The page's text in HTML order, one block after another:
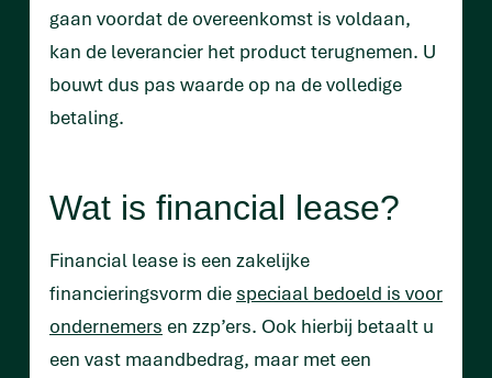
gaan voordat de overeenkomst is voldaan,
kan de leverancier het product terugnemen. U
bouwt dus pas waarde op na de volledige
betaling.
Wat is financial lease?
Financial lease is een zakelijke
financieringsvorm die speciaal bedoeld is voor
ondernemers en zzp’ers. Ook hierbij betaalt u
een vast maandbedrag, maar met een